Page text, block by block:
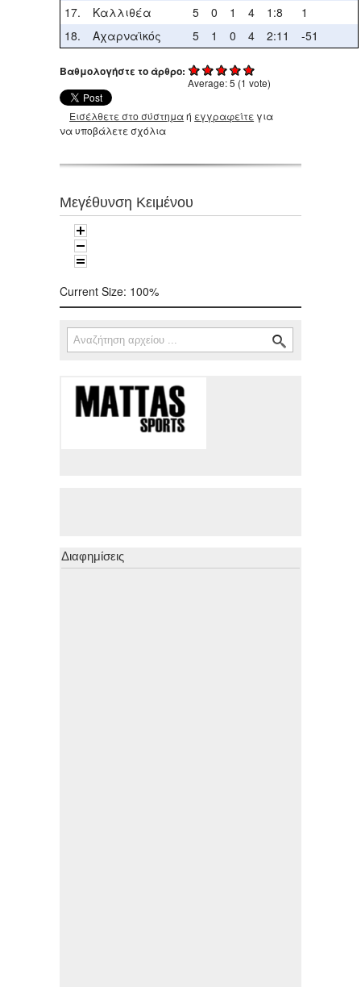
17. Καλλιθέα 5 0 1 4 1:8
1
18.
Αχαρναϊκός 5 1 0 4 2:11 -51
Βαθμολογήστε το άρθρο:
Average:5 (1 vote)
Εισέλθετε στο σύστημαή εγγραφείτε για
να υποβάλετε σχόλια
Μεγέθυνση Κειμένου
Current Size: 100%
Φόρμα αναζήτησης
Αναζήτηση
Διαφημίσεις